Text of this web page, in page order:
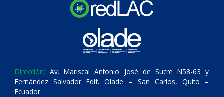
Dirección: Av. Mariscal Antonio José de Sucre N58-63 y
Fernández Salvador Edif. Olade – San Carlos, Quito –
Ecuador.